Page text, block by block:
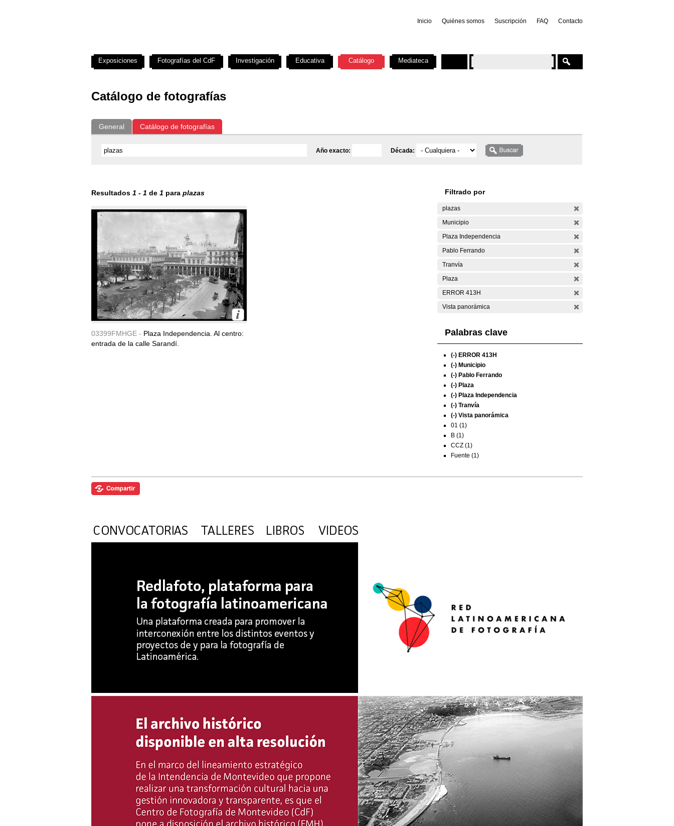
Inicio Quiénes somos Suscripción FAQ Contacto
Catálogo de fotografías
General Catálogo de fotografías
Año exacto: Década:
Resultados 1 - 1 de 1 para plazas
03399FMHGE - Plaza Independencia. Al centro:
entrada de la calle Sarandí.
Filtrado por
plazas
Municipio
Plaza Independencia
Pablo Ferrando
Tranvía
Plaza
ERROR 413H
Vista panorámica
Palabras clave
(-) ERROR 413H
(-) Municipio
(-) Pablo Ferrando
(-) Plaza
(-) Plaza Independencia
(-) Tranvía
(-) Vista panorámica
01 (1)
B (1)
CCZ (1)
Fuente (1)
Exposiciones Fotografías del CdF Investigación Educativa Catálogo Mediateca